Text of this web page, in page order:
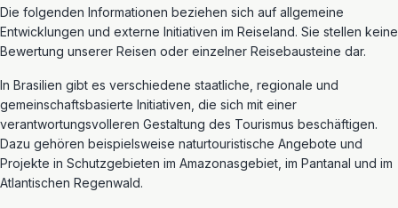
Die folgenden Informationen beziehen sich auf allgemeine
Entwicklungen und externe Initiativen im Reiseland. Sie stellen keine
Bewertung unserer Reisen oder einzelner Reisebausteine dar.
In Brasilien gibt es verschiedene staatliche, regionale und
gemeinschaftsbasierte Initiativen, die sich mit einer
verantwortungsvolleren Gestaltung des Tourismus beschäftigen.
Dazu gehören beispielsweise naturtouristische Angebote und
Projekte in Schutzgebieten im Amazonasgebiet, im Pantanal und im
Atlantischen Regenwald.